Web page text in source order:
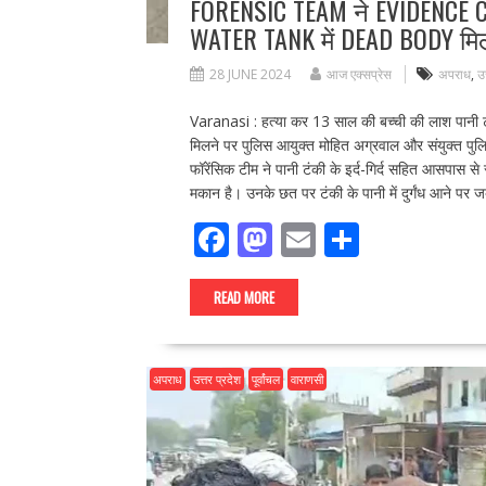
FORENSIC TEAM ने
WATER TANK में DEAD BODY
28 JUNE 2024 आज एक्सप्रेस अपराध,
Varanasi : हत्या कर 13 साल की बच्ची की लाश
मिलने पर पुलिस आयुक्त मोहित अग्रवाल और संयुक्त
फॉरेंसिक टीम ने पानी टंकी के इर्द-गिर्द सहित आसपास से
मकान है। उनके छत पर टंकी के पानी में दुर्गंध आने पर
F
ac
e
b
o
o
k
M
as
to
d
o
n
E
l
S
e
READ MORE
अपराध उत्तर प्रदेश पूर्वांचल वाराणसी